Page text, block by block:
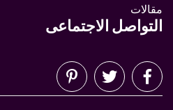
مقالات
التواصل الاجتماعى